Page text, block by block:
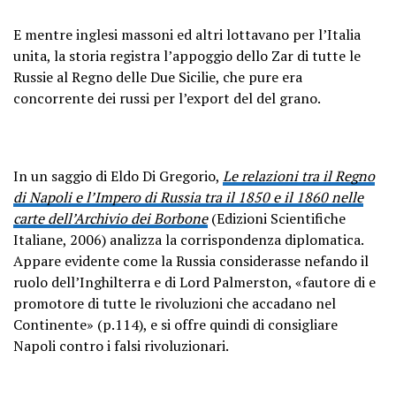
E mentre inglesi massoni ed altri lottavano per l’Italia
unita, la storia registra l’appoggio dello Zar di tutte le
Russie al Regno delle Due Sicilie, che pure era
concorrente dei russi per l’export del del grano.
In un saggio di Eldo Di Gregorio, Le relazioni tra il Regno
di Napoli e l’Impero di Russia tra il 1850 e il 1860 nelle
carte dell’Archivio dei Borbone(Edizioni Scientifiche
Italiane, 2006) analizza la corrispondenza diplomatica.
Appare evidente come la Russia considerasse nefando il
ruolo dell’Inghilterra e di Lord Palmerston, «fautore di e
promotore di tutte le rivoluzioni che accadano nel
Continente» (p.114), e si offre quindi di consigliare
Napoli contro i falsi rivoluzionari.